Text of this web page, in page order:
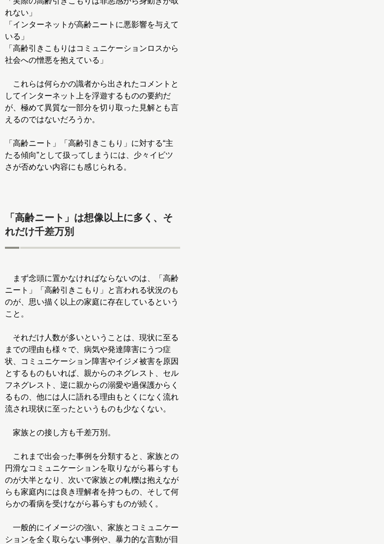
れない」
「インターネットが高齢ニートに悪影響を与えて
いる」
「高齢引きこもりはコミュニケーションロスから
社会への憎悪を抱えている」
これらは何らかの識者から出されたコメントと
してインターネット上を浮遊するものの要約だ
が、極めて異質な一部分を切り取った見解とも言
えるのではないだろうか。
「高齢ニート」「高齢引きこもり」に対する“主
たる傾向”として扱ってしまうには、少々イビツ
さが否めない内容にも感じられる。
「高齢ニート」は想像以上に多く、そ
れだけ千差万別
まず念頭に置かなければならないのは、「高齢
ニート」「高齢引きこもり」と言われる状況のも
のが、思い描く以上の家庭に存在しているという
こと。
それだけ人数が多いということは、現状に至る
までの理由も様々で、病気や発達障害にうつ症
状、コミュニケーション障害やイジメ被害を原因
とするものもいれば、親からのネグレスト、セル
フネグレスト、逆に親からの溺愛や過保護からく
るもの、他には人に語れる理由もとくになく流れ
流され現状に至ったというものも少なくない。
家族との接し方も千差万別。
これまで出会った事例を分類すると、家族との
円滑なコミュニケーションを取りながら暮らすも
のが大半となり、次いで家族との軋轢は抱えなが
らも家庭内には良き理解者を持つもの、そして何
らかの看病を受けながら暮らすものが続く。
一般的にイメージの強い、家族とコミュニケー
ションを全く取らない事例や、暴力的な言動が目